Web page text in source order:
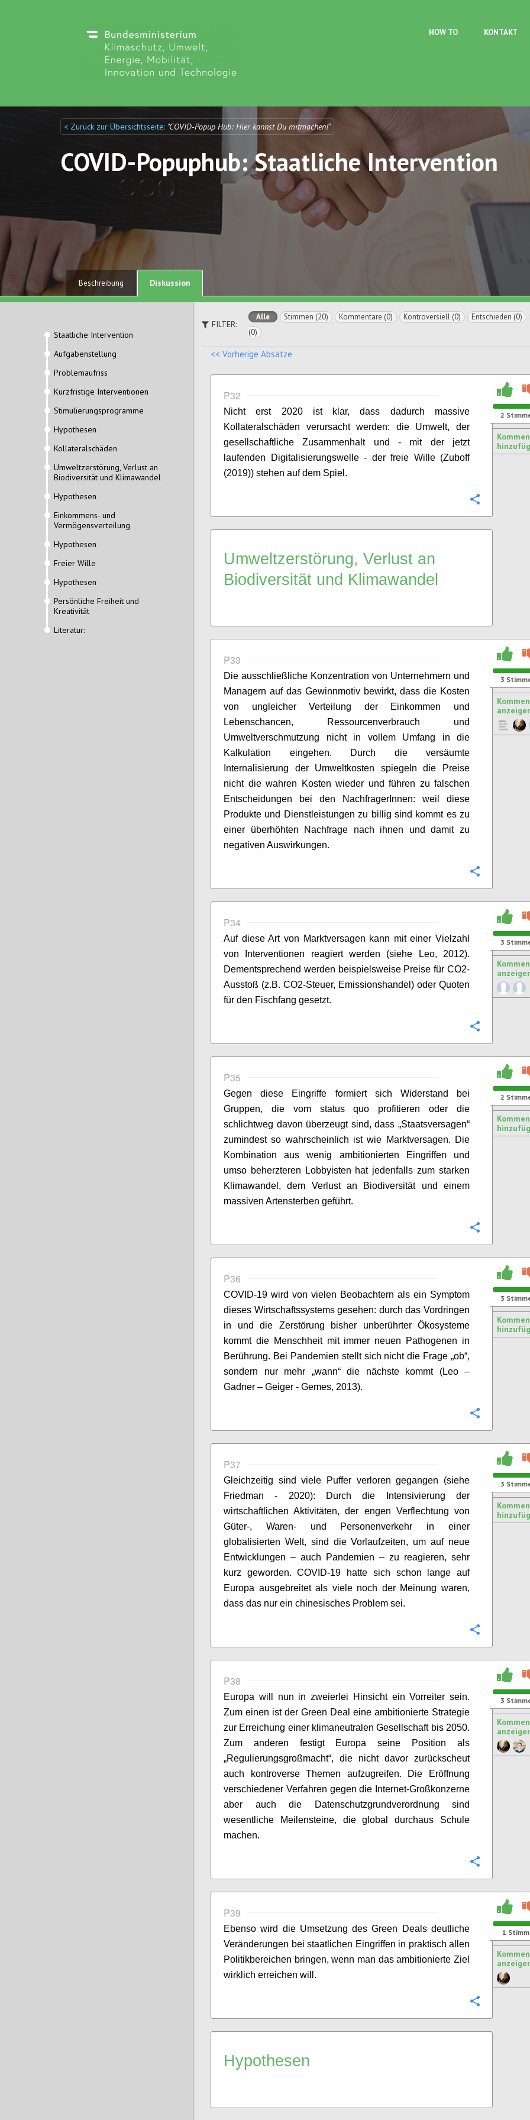
HOW TO KONTAKT
Discuto
< Zurück zur Übersichtsseite: "COVID-Popup Hub: Hier kannst Du mitmachen!"
COVID-Popuphub: Staatliche Intervention
Beschreibung
Diskussion
Staatliche Intervention
Aufgabenstellung
Problemaufriss
Kurzfristige Interventionen
Stimulierungsprogramme
Hypothesen
Kollateralschäden
Umweltzerstörung, Verlust an
Biodiversität und Klimawandel
Hypothesen
Einkommens- und
Vermögensverteilung
Hypothesen
Freier Wille
Hypothesen
Persönliche Freiheit und
Kreativität
Literatur:
FILTER:
Alle Stimmen (20) Kommentare (0) Kontroversiell (0) Entschieden (0)
(0)
<< Vorherige Absätze
P32
Nicht erst 2020 ist klar, dass dadurch massive
Kollateralschäden verursacht werden: die Umwelt, der
gesellschaftliche Zusammenhalt und - mit der jetzt
laufenden Digitalisierungswelle - der freie Wille (Zuboff
(2019)) stehen auf dem Spiel.
2
Umweltzerstörung, Verlust an
Biodiversität und Klimawandel
P33
Die ausschließliche Konzentration von Unternehmern und
Managern auf das Gewinnmotiv bewirkt, dass die Kosten
von ungleicher Verteilung der Einkommen und
Lebenschancen, Ressourcenverbrauch und
Umweltverschmutzung nicht in vollem Umfang in die
Kalkulation eingehen.
Durch die versäumte
Internalisierung der Umweltkosten
spiegeln die Preise
nicht die wahren Kosten wieder und führen zu falschen
Entscheidungen
bei den NachfragerInnen: weil diese
Produkte und Dienstleistungen zu billig sind kommt es zu
einer überhöhten Nachfrage nach ihnen und damit zu
negativen Auswirkungen.
3
P34
Auf diese Art von Marktversagen kann mit einer Vielzahl
von Interventionen reagiert werden (siehe Leo, 2012).
Dementsprechend werden beispielsweise Preise für CO2-
Ausstoß (z.B. CO2-Steuer, Emissionshandel) oder Quoten
für den Fischfang gesetzt.
3
P35
Gegen diese Eingriffe formiert sich Widerstand bei
Gruppen, die vom statusquo profitieren oder die
schlichtweg davon überzeugt sind, dass „Staatsversagen“
zumindest so wahrscheinlich ist wie Marktversagen. Die
Kombination aus wenig ambitionierten Eingriffen und
umso beherzteren Lobbyisten hat jedenfalls zum starken
Klimawandel, dem Verlust an Biodiversität und einem
massiven Artensterben geführt.
2
P36
COVID-19 wird von vielen Beobachtern als ein Symptom
dieses Wirtschaftssystems gesehen: durch das Vordringen
in und die Zerstörung bisher unberührter Ökosysteme
kommt die Menschheit mit immer neuen Pathogenen in
Berührung. Bei Pandemien stellt sich nicht die Frage „ob“,
sondern nur mehr „wann“ die nächste kommt (Leo –
Gadner – Geiger - Gemes, 2013).
3
P37
Gleichzeitig sind viele Puffer verloren gegangen (siehe
Friedman - 2020): Durch die Intensivierung der
wirtschaftlichen Aktivitäten, der engen Verflechtung von
Güter-, Waren- und Personenverkehr in einer
globalisierten Welt, sind die Vorlaufzeiten, um auf neue
Entwicklungen – auch Pandemien – zu reagieren, sehr
kurz geworden. COVID-19 hatte sich schon lange auf
Europa ausgebreitet als viele noch der Meinung waren,
dass das nur ein chinesisches Problem sei.
3
P38
Europa will nun in zweierlei Hinsicht ein Vorreiter sein.
Zum einen ist der Green Deal eine ambitionierte Strategie
zur Erreichung einer klimaneutralen Gesellschaft bis 2050.
Zum anderen festigt Europa seine Position als
„Regulierungsgroßmacht“, die nicht davor zurückscheut
auch kontroverse Themen aufzugreifen. Die Eröffnung
verschiedener Verfahren gegen die Internet-Großkonzerne
aber auch die Datenschutzgrundverordnung sind
wesentliche Meilensteine, die global durchaus Schule
machen.
3
P39
Ebenso wird die Umsetzung des Green Deals deutliche
Veränderungen bei staatlichen Eingriffen in praktisch allen
Politikbereichen bringen, wenn man das ambitionierte Ziel
wirklich erreichen will.
1
Hypothesen